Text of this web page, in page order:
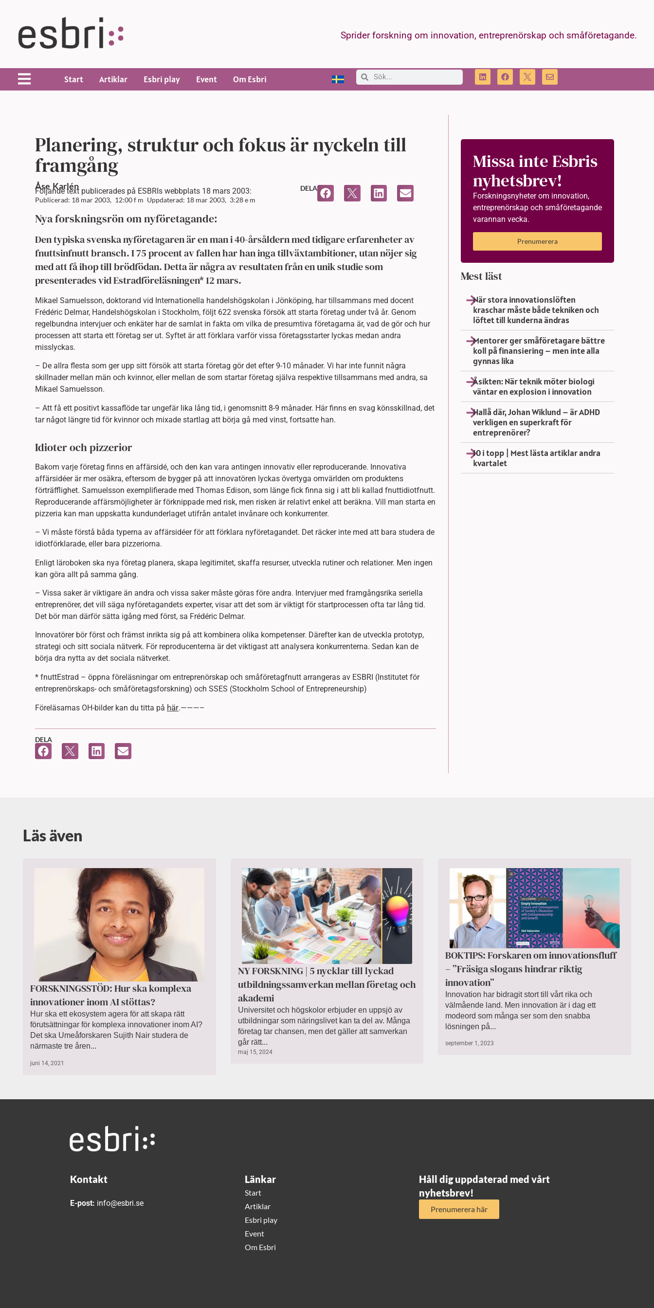
Sprider forskning om innovation, entreprenörskap och småföretagande.
Start Artiklar Esbri play Event Om Esbri
Planering, struktur och fokus är nyckeln till
framgång
Åse Karlén
Publicerad: 18 mar 2003, 12:00 f m Uppdaterad: 18 mar 2003, 3:28 e m
DELA
Följande text publicerades på ESBRIs webbplats 18 mars 2003:
Nya forskningsrön om nyföretagande:
Den typiska svenska nyföretagaren är en man i 40-årsåldern med tidigare erfarenheter av
fnuttsinfnutt bransch. I 75 procent av fallen har han inga tillväxtambitioner, utan nöjer sig
med att få ihop till brödfödan. Detta är några av resultaten från en unik studie som
presenterades vid Estradföreläsningen* 12 mars.
Mikael Samuelsson, doktorand vid Internationella handelshögskolan i Jönköping, har tillsammans med docent
Frédéric Delmar, Handelshögskolan i Stockholm, följt 622 svenska försök att starta företag under två år. Genom
regelbundna intervjuer och enkäter har de samlat in fakta om vilka de presumtiva företagarna är, vad de gör och hur
processen att starta ett företag ser ut. Syftet är att förklara varför vissa företagsstarter lyckas medan andra
misslyckas.
– De allra flesta som ger upp sitt försök att starta företag gör det efter 9-10 månader. Vi har inte funnit några
skillnader mellan män och kvinnor, eller mellan de som startar företag själva respektive tillsammans med andra, sa
Mikael Samuelsson.
– Att få ett positivt kassaflöde tar ungefär lika lång tid, i genomsnitt 8-9 månader. Här finns en svag könsskillnad, det
tar något längre tid för kvinnor och mixade startlag att börja gå med vinst, fortsatte han.
Idioter och pizzerior
Bakom varje företag finns en affärsidé, och den kan vara antingen innovativ eller reproducerande. Innovativa
affärsidéer är mer osäkra, eftersom de bygger på att innovatören lyckas övertyga omvärlden om produktens
förträfflighet. Samuelsson exemplifierade med Thomas Edison, som länge fick finna sig i att bli kallad fnuttidiotfnutt.
Reproducerande affärsmöjligheter är förknippade med risk, men risken är relativt enkel att beräkna. Vill man starta en
pizzeria kan man uppskatta kundunderlaget utifrån antalet invånare och konkurrenter.
– Vi måste förstå båda typerna av affärsidéer för att förklara nyföretagandet. Det räcker inte med att bara studera de
idiotförklarade, eller bara pizzeriorna.
Enligt läroboken ska nya företag planera, skapa legitimitet, skaffa resurser, utveckla rutiner och relationer. Men ingen
kan göra allt på samma gång.
– Vissa saker är viktigare än andra och vissa saker måste göras före andra. Intervjuer med framgångsrika seriella
entreprenörer, det vill säga nyföretagandets experter, visar att det som är viktigt för startprocessen ofta tar lång tid.
Det bör man därför sätta igång med först, sa Frédéric Delmar.
Innovatörer bör först och främst inrikta sig på att kombinera olika kompetenser. Därefter kan de utveckla prototyp,
strategi och sitt sociala nätverk. För reproducenterna är det viktigast att analysera konkurrenterna. Sedan kan de
börja dra nytta av det sociala nätverket.
* fnuttEstrad – öppna föreläsningar om entreprenörskap och småföretagfnutt arrangeras av ESBRI (Institutet för
entreprenörskaps- och småföretagsforskning) och SSES (Stockholm School of Entrepreneurship)
Föreläsarnas OH-bilder kan du titta på här.———–
DELA
Missa inte Esbris
nyhetsbrev!
Forskningsnyheter om innovation,
entreprenörskap och småföretagande
varannan vecka.
Prenumerera
Mest läst
När stora innovationslöften
kraschar måste både tekniken och
löftet till kunderna ändras
Mentorer ger småföretagare bättre
koll på finansiering – men inte alla
gynnas lika
Åsikten: När teknik möter biologi
väntar en explosion i innovation
Hallå där, Johan Wiklund – är ADHD
verkligen en superkraft för
entreprenörer?
10 i topp | Mest lästa artiklar andra
kvartalet
Läs även
FORSKNINGSSTÖD: Hur ska komplexa
innovationer inom AI stöttas?
Hur ska ett ekosystem agera för att skapa rätt
förutsättningar för komplexa innovationer inom AI?
Det ska Umeåforskaren Sujith Nair studera de
närmaste tre åren...
juni 14, 2021
NY FORSKNING | 5 nycklar till lyckad
utbildningssamverkan mellan företag och
akademi
Universitet och högskolor erbjuder en uppsjö av
utbildningar som näringslivet kan ta del av. Många
företag tar chansen, men det gäller att samverkan
går rätt...
maj 15, 2024
BOKTIPS: Forskaren om innovationsfluff
– ”Fräsiga slogans hindrar riktig
innovation”
Innovation har bidragit stort till vårt rika och
välmående land. Men innovation är i dag ett
modeord som många ser som den snabba
lösningen på...
september 1, 2023
Kontakt
E-post: info@esbri.se
Länkar
Start
Artiklar
Esbri play
Event
Om Esbri
Håll dig uppdaterad med vårt
nyhetsbrev!
Prenumerera här